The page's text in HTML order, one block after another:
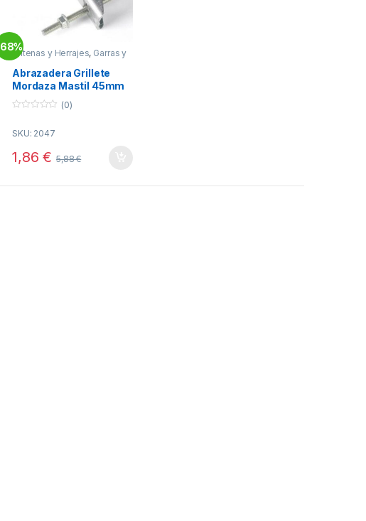
68%
Antenas y Herrajes, Garras y
Soportes
Telecomunicacion
Abrazadera Grillete
Mordaza Mastil 45mm
u
o
(0)
SKU: 2047
1,86€ 5,88€